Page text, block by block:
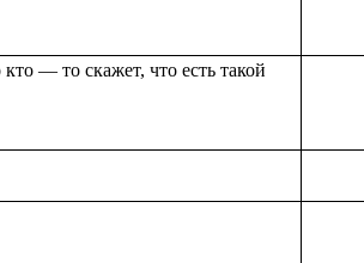
— то скажет, что есть такой